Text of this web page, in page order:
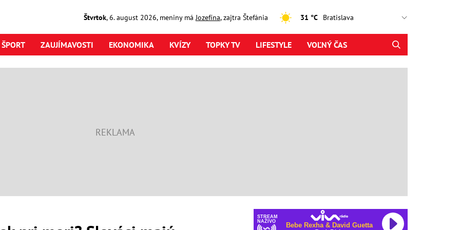
Štvrtok,6. august2026, meniny má Jozefína, zajtra Štefánia 31 °C
ŠPORT ZAUJÍMAVOSTI EKONOMIKA KVÍZY TOPKY TV LIFESTYLE VOĽNÝ ČAS
STREAM
NAŽIVO
Bebe Rexha & David Guetta